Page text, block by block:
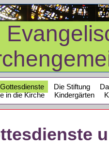
Gottesdienste Die Stiftung
in die Kirche
Kindergärten